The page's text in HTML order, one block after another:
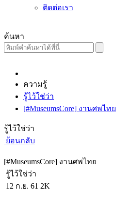
ติดต่อเรา
ค้นหา
ความรู้
รู้ไว้ใช่ว่า
[#MuseumsCore] งานศพไทย
รู้ไว้ใช่ว่า
ย้อนกลับ
[#MuseumsCore] งานศพไทย
รู้ไว้ใช่ว่า
12 ก.ย. 61 2K